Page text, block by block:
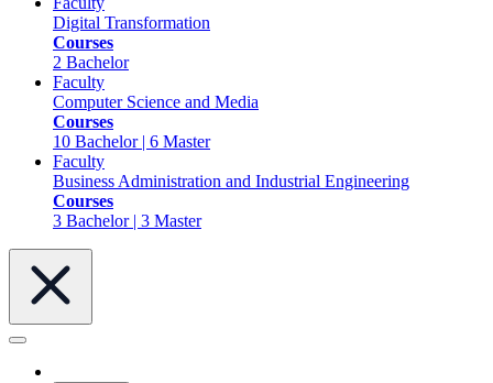
Digital Transformation
Courses
2 Bachelor
Faculty
Computer Science and Media
Courses
10 Bachelor | 6 Master
Faculty
Business Administration and Industrial Engineering
Courses
3 Bachelor | 3 Master